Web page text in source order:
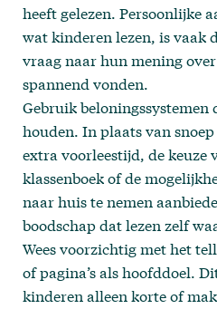
heeft gelezen. Persoonlijke
wat kinderen lezen, is vaak
vraag naar hun mening
spannend vonden.
Gebruik beloningssystemen
houden. In plaats van
extra voorleestijd, de keuze
klassenboek of de
naar huis te nemen
boodschap dat lezen zelf
Wees voorzichtig met het
of pagina’s als hoofddoel.
kinderen alleen korte of